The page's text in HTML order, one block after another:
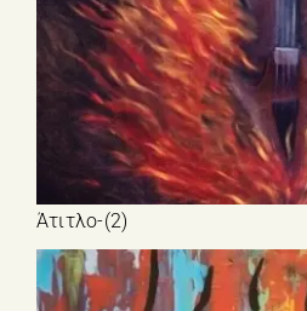
Άτιτλο-(2)